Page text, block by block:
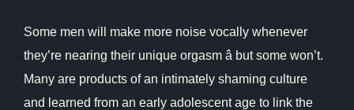
Some men will make more noise vocally whenever
they’re nearing their unique orgasm â but some won’t.
Many are products of an intimately shaming culture
and learned from an early adolescent age to link the